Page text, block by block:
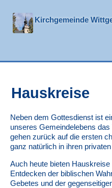
Kirchgemeinde
Hauskreise
Neben dem Gottesdienst ist
unseres Gemeindelebens
gehen zurück auf die ersten
ganz natürlich in ihren
Auch heute bieten
Entdecken der biblischen
Gebetes und der